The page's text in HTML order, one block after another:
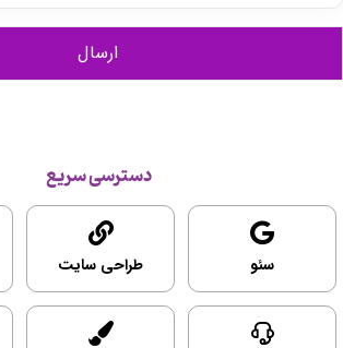
(ضروری)
دسترسی سریع
سئو طراحی سایت